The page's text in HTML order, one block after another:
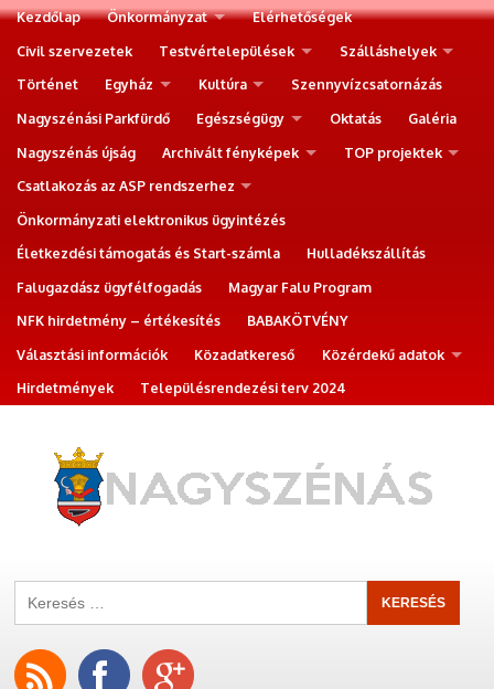
Kezdőlap Önkormányzat
Elérhetőségek
Civil szervezetek
Testvértelepülések
Szálláshelyek
Történet
Egyház Kultúra
Szennyvízcsatornázás
Nagyszénási Parkfürdő
Egészségügy Oktatás
Galéria
Nagyszénás újság
Archivált fényképek
TOP projektek
Csatlakozás az ASP rendszerhez
Önkormányzati elektronikus ügyintézés
Életkezdési támogatás és Start-számla
Hulladékszállítás
Falugazdász ügyfélfogadás
Magyar Falu Program
NFK hirdetmény – értékesítés
BABAKÖTVÉNY
Választási információk
Közadatkereső
Közérdekű adatok
Hirdetmények
Településrendezési terv 2024